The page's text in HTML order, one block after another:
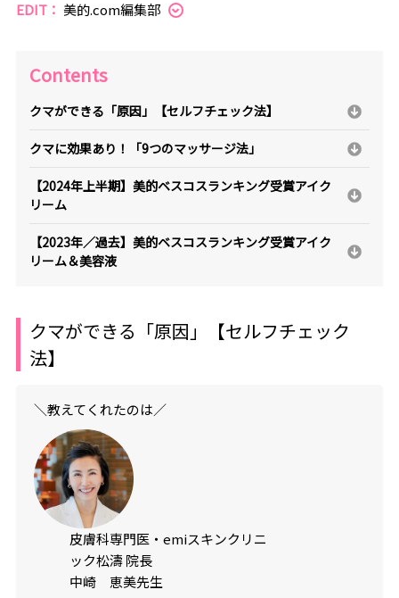
EDIT： 美的.com編集部
Contents
クマができる「原因」【セルフチェック法】
クマに効果あり！「9つのマッサージ法」
【2024年上半期】美的ベスコスランキング受賞アイク
リーム
【2023年／過去】美的ベスコスランキング受賞アイク
リーム＆美容液
クマができる「原因」【セルフチェック
法】
＼教えてくれたのは／
皮膚科専門医・emiスキンクリニ
ック松濤 院長
中崎 恵美先生